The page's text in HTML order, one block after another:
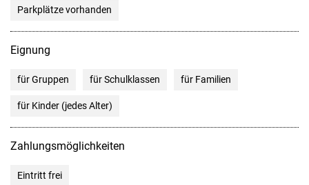
Parkplätze vorhanden
Eignung
für Gruppen für Schulklassen für Familien
für Kinder (jedes Alter)
Zahlungsmöglichkeiten
Eintritt frei